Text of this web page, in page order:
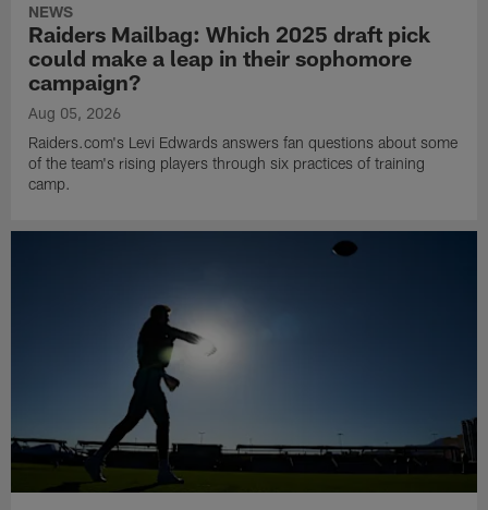
NEWS
Raiders Mailbag: Which 2025 draft pick
could make a leap in their sophomore
campaign?
Aug 05, 2026
Raiders.com's Levi Edwards answers fan questions about some
of the team's rising players through six practices of training
camp.